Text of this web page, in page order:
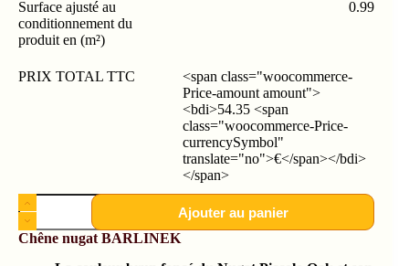
Surface ajusté au
conditionnement du
produit en (m²)
0.99
PRIX TOTAL TTC
<span class="woocommerce-
Price-amount amount">
<bdi>54.35 <span
class="woocommerce-Price-
currencySymbol"
translate="no">€</span></bdi>
</span>
Ajouter au panier
Chêne nugat BARLINEK